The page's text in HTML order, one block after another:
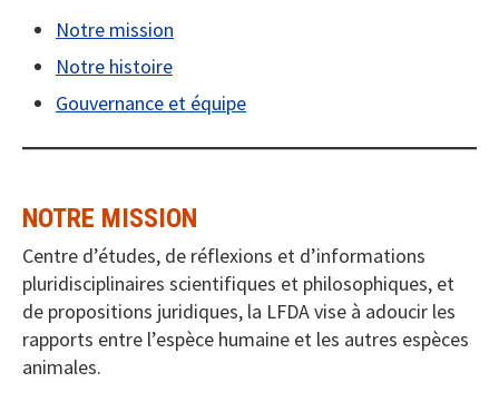
Notre mission
Notre histoire
Gouvernance et équipe
NOTRE MISSION
Centre d’études, de réflexions et d’informations
pluridisciplinaires scientifiques et philosophiques, et
de propositions juridiques, la LFDA vise à adoucir les
rapports entre l’espèce humaine et les autres espèces
animales.